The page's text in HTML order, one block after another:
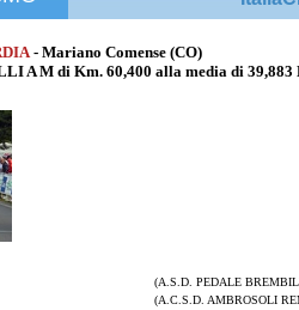
- Mariano Comense (CO)
A M di Km. 60,400 alla media di 39,883
(A.S.D. PEDALE
(A.C.S.D. AMBROSOLI